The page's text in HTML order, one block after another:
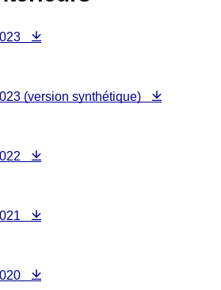
(version synthétique)